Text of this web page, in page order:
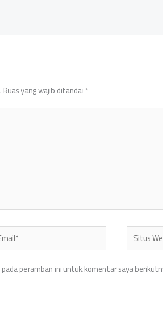
Ruas yang wajib ditandai*
Situs
Web
peramban ini untuk komentar saya